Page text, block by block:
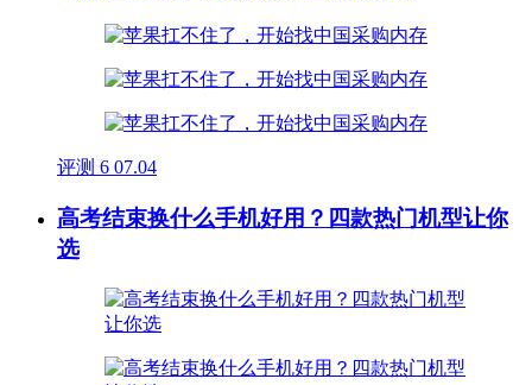
评测 6 07.04
高考结束换什么手机好用？四款热门机型让你
选